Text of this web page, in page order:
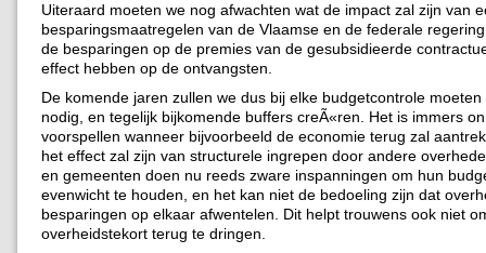
Uiteraard moeten we nog afwachten wat de impact zal zijn van
besparingsmaatregelen van de Vlaamse en de federale
de besparingen op de premies van de gesubsidieerde
effect hebben op de ontvangsten.
De komende jaren zullen we dus bij elke budgetcontrole
nodig, en tegelijk bijkomende buffers creÃ«ren. Het is immers
voorspellen wanneer bijvoorbeeld de economie terug zal
het effect zal zijn van structurele ingrepen door andere
en gemeenten doen nu reeds zware inspanningen om hun
evenwicht te houden, en het kan niet de bedoeling zijn dat
besparingen op elkaar afwentelen. Dit helpt trouwens ook niet
overheidstekort terug te dringen.